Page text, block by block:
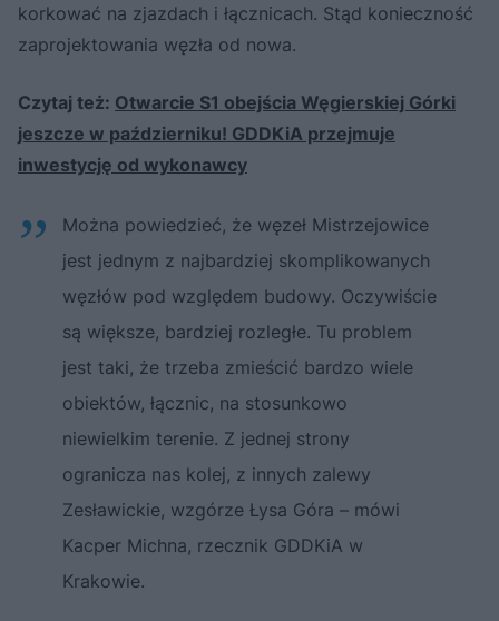
korkować na zjazdach i łącznicach. Stąd konieczność
zaprojektowania węzła od nowa.
Czytaj też: Otwarcie S1 obejścia Węgierskiej Górki
jeszcze w październiku! GDDKiA przejmuje
inwestycję od wykonawcy
Można powiedzieć, że węzeł Mistrzejowice
jest jednym z najbardziej skomplikowanych
węzłów pod względem budowy. Oczywiście
są większe, bardziej rozległe. Tu problem
jest taki, że trzeba zmieścić bardzo wiele
obiektów, łącznic, na stosunkowo
niewielkim terenie. Z jednej strony
ogranicza nas kolej, z innych zalewy
Zesławickie, wzgórze Łysa Góra – mówi
Kacper Michna, rzecznik GDDKiA w
Krakowie.